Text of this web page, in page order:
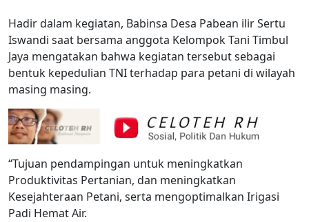
Hadir dalam kegiatan, Babinsa Desa Pabean ilir Sertu
Iswandi saat bersama anggota Kelompok Tani Timbul
Jaya mengatakan bahwa kegiatan tersebut sebagai
bentuk kepedulian TNI terhadap para petani di wilayah
masing masing.
“Tujuan pendampingan untuk meningkatkan
Produktivitas Pertanian, dan meningkatkan
Kesejahteraan Petani, serta mengoptimalkan Irigasi
Padi Hemat Air.